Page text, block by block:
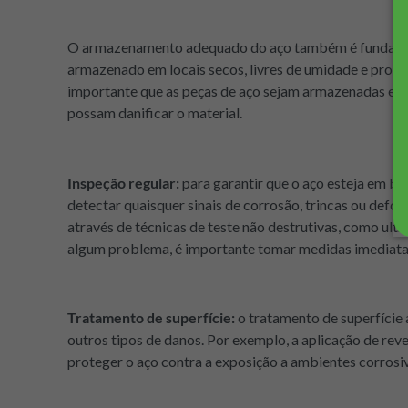
O armazenamento adequado do aço também é
armazenado em locais secos, livres de umidade e
importante que as peças de aço sejam armazenadas
possam danificar o material.
Inspeção regular: para garantir que o aço esteja em
detectar quaisquer sinais de corrosão, trincas ou
através de técnicas de teste não destrutivas, como
algum problema, é importante tomar medidas
Tratamento de superfície: o tratamento de superfície
outros tipos de danos. Por exemplo, a aplicação de
proteger o aço contra a exposição a ambientes